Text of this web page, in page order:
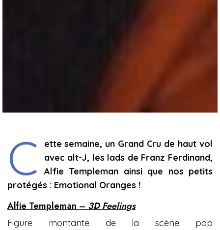
C
ette semaine, un Grand Cru de haut vol
avec alt-J, les lads de Franz Ferdinand,
Alfie Templeman ainsi que nos petits
protégés : Emotional Oranges !
Alfie Templeman – 3D Feelings
Figure montante de la scène pop